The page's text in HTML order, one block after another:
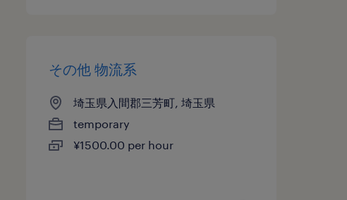
その他 物流系
埼玉県入間郡三芳町, 埼玉県
temporary
¥1500.00 per hour